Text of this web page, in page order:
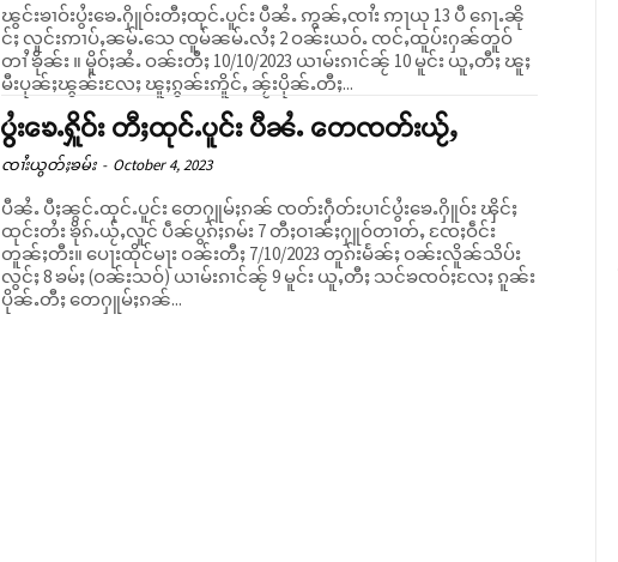
ၽွင်းၶၢဝ်းပွႆးၶေႉႁိူဝ်းတီႈထုင်ႉပူင်း ပီၼႆႉ ဢွၼ်ႇၸၢႆး ဢႃယု 13 ပီ ၵေႃႉၼို
င်ႈ လူင်းဢၢပ်ႇၼမ်ႉသေ ၸူမ်ၼမ်ႉလႆႈ 2 ဝၼ်းယဝ်ႉ ၸင်ႇထူပ်းႁၼ်တူဝ်
တၢႆ ၶိုၼ်း ။ မိူဝ်ႈၼႆႉ ဝၼ်းတီႈ 10/10/2023 ယၢမ်းၵၢင်ၼႂ် 10 မူင်း ယူႇတီႈ ၽူႈ
မီးပုၼ်ႈၽွၼ်းလႄႈ ၽူႈၵွၼ်းဢိူင်ႇ ၼႂ်းပိုၼ်ႉတီႈ...
ပွႆးၶေႉႁိူဝ်း တီႈထုင်ႉပူင်း ပီၼႆႉ တေၸတ်းယႂ်ႇ
ၸၢႆးယွတ်ႈၶမ်း - October 4, 2023
ပီၼႆႉ ပီႈၼွင်ႉထုင်ႉပူင်း တေႁူမ်ႈၵၼ် ၸတ်းႁဵတ်းပၢင်ပွႆးၶေႉႁိူဝ်း ၾိင်ႈ
ထုင်းတႆး ၶိုၵ်ႉယႂ်ႇလူင် ပဵၼ်ပွၵ်ႈၵမ်း 7 တီႈဝၢၼ်ႈႁူဝ်တၢတ်ႇ ၸႄႈဝဵင်း
တူၼ်ႈတီး။ ပေႃးထိုင်မႃး ဝၼ်းတီႈ 7/10/2023 တူၵ်းမႅၼ်ႈ ဝၼ်းလိူၼ်သိပ်း
လွင်ႈ 8 ၶမ်ႈ (ဝၼ်းသဝ်) ယၢမ်းၵၢင်ၼႂ် 9 မူင်း ယူႇတီႈ သင်ၶၸဝ်ႈလႄႈ ၵူၼ်း
ပိုၼ်ႉတီႈ တေႁူမ်ႈၵၼ်...